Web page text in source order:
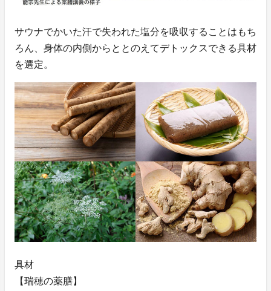
サウナでかいた汗で失われた塩分を吸収することはもち
ろん、身体の内側からととのえてデトックスできる具材
を選定。
具材
【瑞穂の薬膳】